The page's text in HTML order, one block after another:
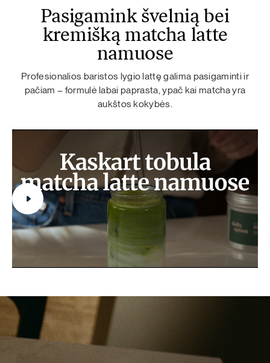
Pasigamink švelnią bei
kremišką matcha latte
namuose
Profesionalios baristos lygio lattę galima pasigaminti ir
pačiam – formulė labai paprasta, ypač kai matcha yra
aukštos kokybės.